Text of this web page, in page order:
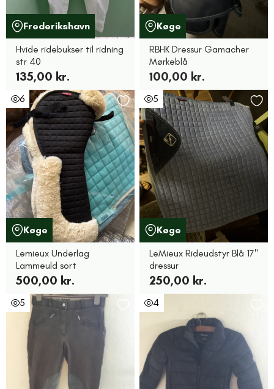
Frederikshavn
Hvide ridebukser til ridning
str 40
135,00 kr.
Køge
RBHK Dressur Gamacher
Mørkeblå
100,00 kr.
6
Køge
Lemieux Underlag
Lammeuld sort
500,00 kr.
5
Køge
LeMieux Rideudstyr Blå 17"
dressur
250,00 kr.
5 4